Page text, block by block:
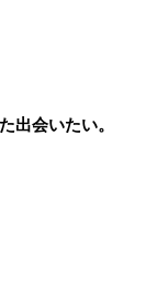
出会いたい。